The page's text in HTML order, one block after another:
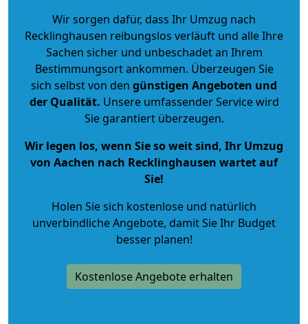
Wir sorgen dafür, dass Ihr Umzug nach
Recklinghausen reibungslos verläuft und alle Ihre
Sachen sicher und unbeschadet an Ihrem
Bestimmungsort ankommen. Überzeugen Sie
sich selbst von den günstigen Angeboten und
der Qualität. Unsere umfassender Service wird
Sie garantiert überzeugen.
Wir legen los, wenn Sie so weit sind, Ihr Umzug
von Aachen nach Recklinghausen wartet auf
Sie!
Holen Sie sich kostenlose und natürlich
unverbindliche Angebote, damit Sie Ihr Budget
besser planen!
Kostenlose Angebote erhalten